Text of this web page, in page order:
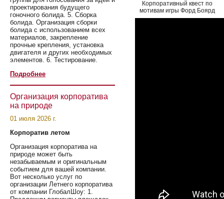
Корпоративный квест по
мотивам игры Форд Боярд
проектирования будущего
гоночного болида. 5. Сборка
болида. Организация сборки
болида с использованием всех
материалов, закрепление
прочные крепления, установка
двигателя и других необходимых
элементов. 6. Тестирование.
Подробнее
Организация корпоратива
на природе
01 июля 2026 г.
Корпоратив летом
Организация корпоратива на
природе может быть
незабываемым и оригинальным
событием для вашей компании.
Вот несколько услуг по
организации Летнего корпоратива
от компании ГлобалШоу: 1.